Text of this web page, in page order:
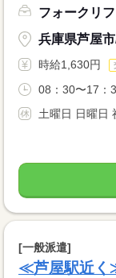
フォークリフ
兵庫県芦屋
時給1,630円
08：30〜17：
土曜日 日曜日
[一般派遣]
≪芦屋駅近く